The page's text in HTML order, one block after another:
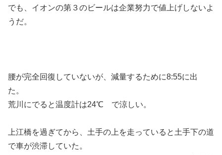
でも、イオンの第３のビールは企業努力で値上げしないよ
うだ。
腰が完全回復していないが、減量するために8:55に出
た。
荒川にでると温度計は24℃ で涼しい。
上江橋を過ぎてから、土手の上を走っていると土手下の道
で車が渋滞していた。